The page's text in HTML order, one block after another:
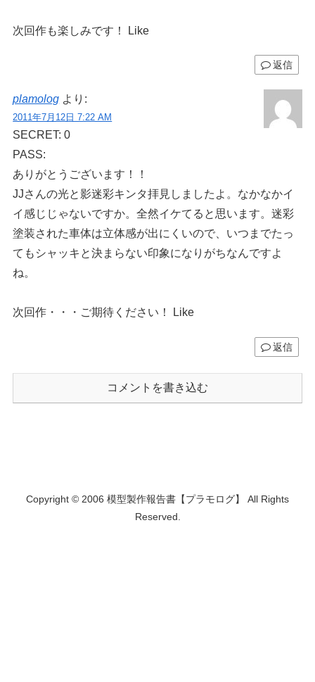
次回作も楽しみです！ Like
返信
plamolog より:
2011年7月12日 7:22 AM
SECRET: 0
PASS:
ありがとうございます！！
JJさんの光と影迷彩キンタ拝見しましたよ。なかなかイ
イ感じじゃないですか。全然イケてると思います。迷彩
塗装された車体は立体感が出にくいので、いつまでたっ
てもシャッキと決まらない印象になりがちなんですよ
ね。
次回作・・・ご期待ください！ Like
返信
コメントを書き込む
Copyright © 2006 模型製作報告書【プラモログ】 All Rights
Reserved.